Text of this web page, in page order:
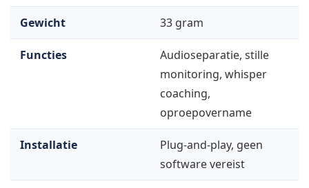
Gewicht 33 gram
Functies
Audioseparatie, stille
monitoring, whisper
coaching,
oproepovername
Installatie
Plug-and-play, geen
software vereist